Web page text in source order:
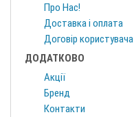
Про Нас!
Доставка і оплата
Договір користувача
ДОДАТКОВО
Акції
Бренд
Контакти